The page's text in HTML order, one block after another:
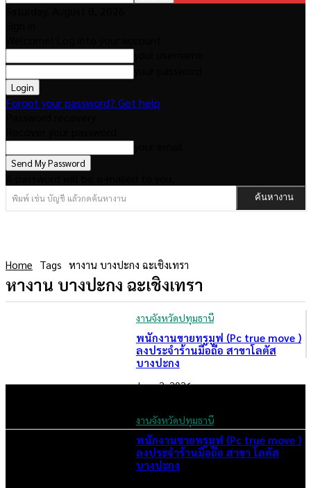
Forgot your password? Get help
พิมพ์ เช่น บัญชี แล้วกดค้นหางาน ค้นหางาน
Home Tags หางาน บางปะกง ฉะเชิงเทรา
หางาน บางปะกง ฉะเชิงเทรา
งานจังหวัดปทุมธานี
พนักงานขายทรูมูฟ (Pc true move )
ลงประจำร้านมือถือ สาขาโลตัส
บางปะกง
June 2, 2026
งานจังหวัดปทุมธานี
พนักงานขายทรูมูฟ (Pc true move )
ลงประจำร้านมือถือ สาขา โลตัส
บางปะกง